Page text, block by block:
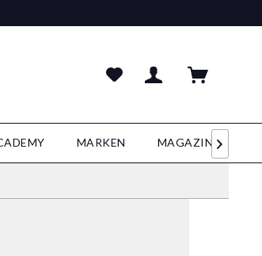
MARKEN MAGAZIN 